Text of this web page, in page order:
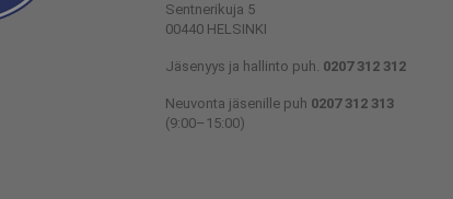
Sentnerikuja 5
00440 HELSINKI
Jäsenyys ja hallinto puh. 0207 312 312
Neuvonta jäsenille puh 0207 312 313
(9:00–15:00)